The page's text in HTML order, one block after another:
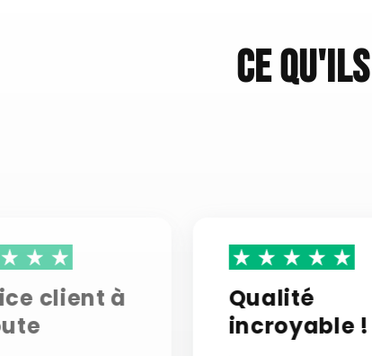
Ce
client à
Qualité
incroyable !